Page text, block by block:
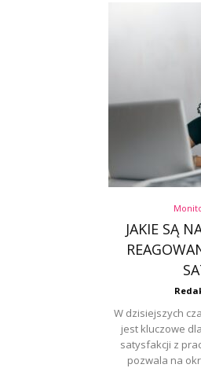
JAKIE SĄ
W dzisiejszych
jest kluczowe
satysfakcji z
pozwala na